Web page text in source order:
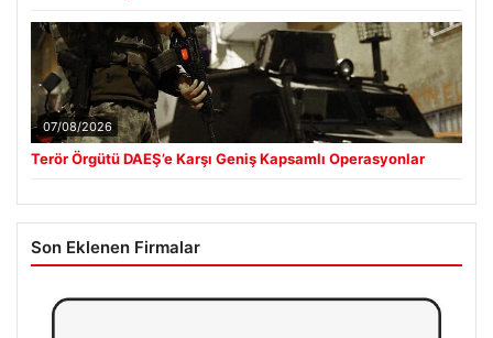
07/08/2026
Terör Örgütü DAEŞ’e Karşı Geniş Kapsamlı Operasyonlar
Son Eklenen Firmalar